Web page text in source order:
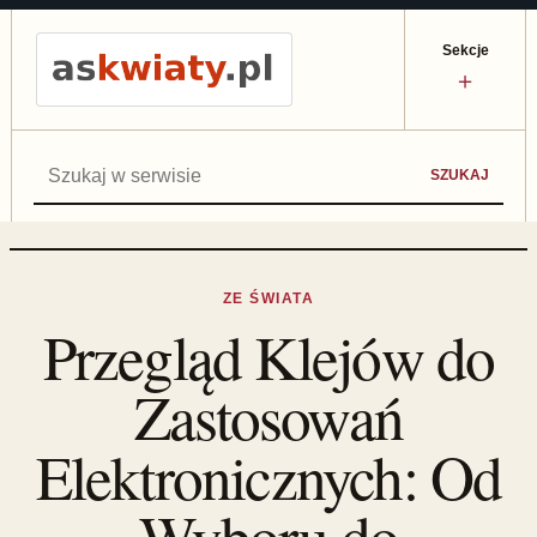
SZUKAJ
Sekcje
＋
ZE ŚWIATA
Przegląd Klejów do
Zastosowań
Elektronicznych: Od